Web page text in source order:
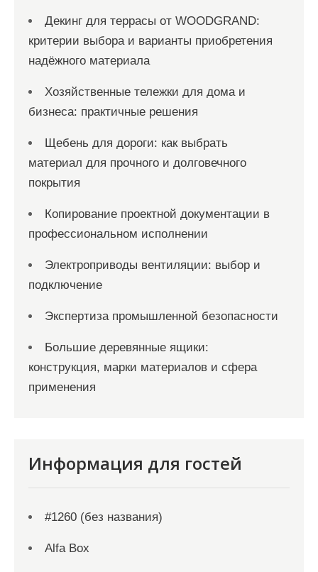
Декинг для террасы от WOODGRAND:
критерии выбора и варианты приобретения
надёжного материала
Хозяйственные тележки для дома и
бизнеса: практичные решения
Щебень для дороги: как выбрать
материал для прочного и долговечного
покрытия
Копирование проектной документации в
профессиональном исполнении
Электроприводы вентиляции: выбор и
подключение
Экспертиза промышленной безопасности
Большие деревянные ящики:
конструкция, марки материалов и сфера
применения
Информация для гостей
#1260 (без названия)
Alfa Box